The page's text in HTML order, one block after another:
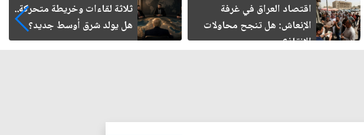
اقتصاد العراق في غرفة
الإنعاش: هل تنجح محاولات
الإنقاذ؟
ثلاثة لقاءات وخريطة متحركة..
هل يولد شرق أوسط جديد؟